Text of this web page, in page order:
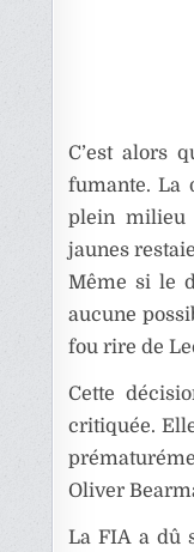
C’est alors
fumante. La
plein milieu
jaunes
Même si le
aucune
fou rire de
Cette
critiquée.
Oliver
La FIA a dû